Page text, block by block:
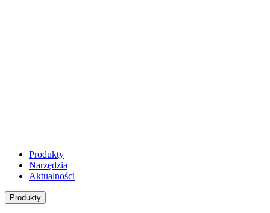
Produkty
Narzędzia
Aktualności
Produkty